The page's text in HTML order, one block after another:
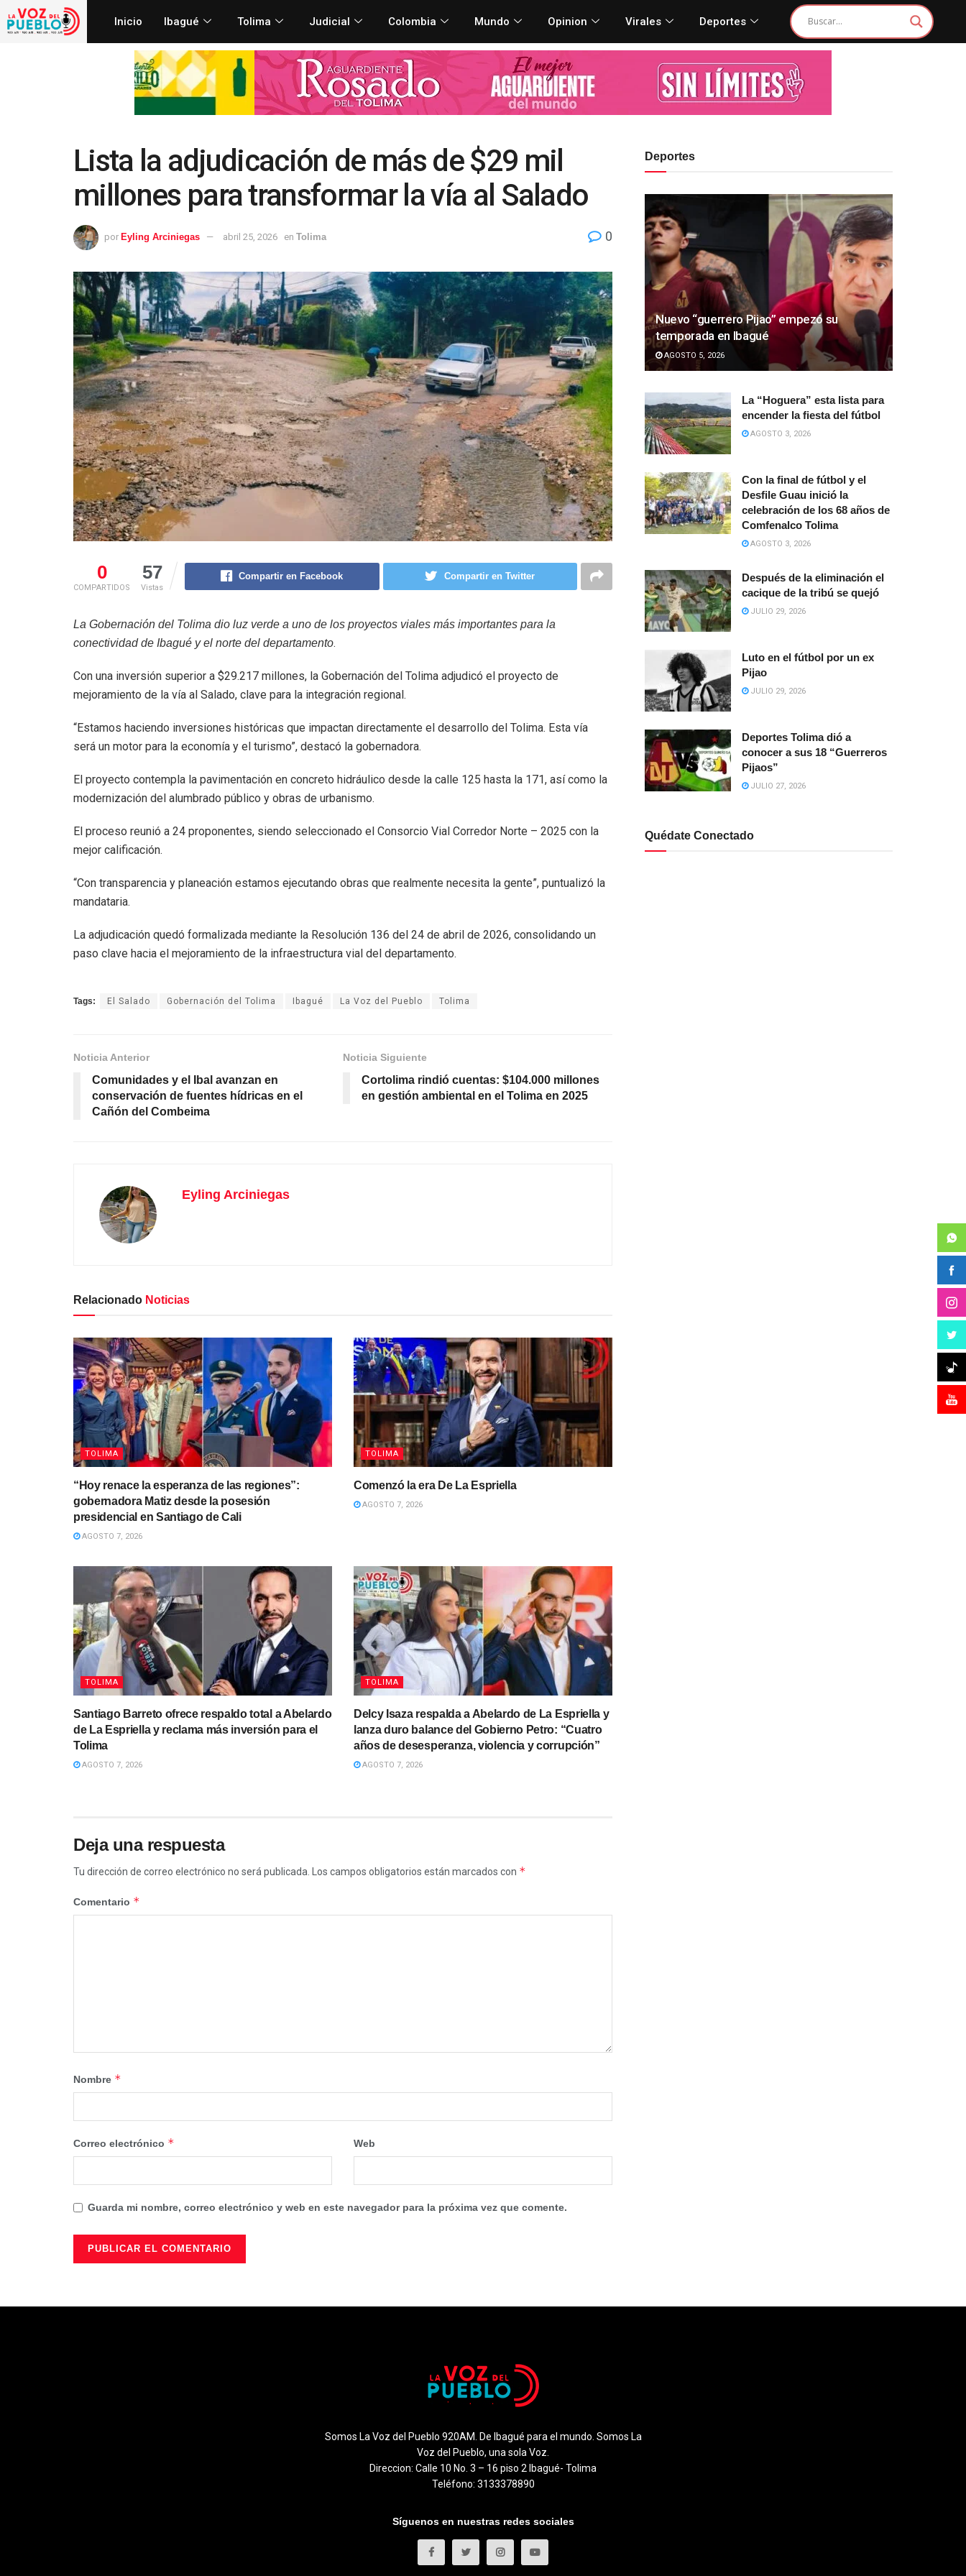
Inicio Ibagué Tolima Judicial Colombia Mundo Opinion Virales Deportes
Lista la adjudicación de más de $29 mil
millones para transformar la vía al Salado
por Eyling Arciniegas abril 25, 2026 en Tolima 0
0
COMPARTIDOS
57
Vistas
Compartir en Facebook Compartir en Twitter
La Gobernación del Tolima dio luz verde a uno de los proyectos viales más importantes para la
conectividad de Ibagué y el norte del departamento.
Con una inversión superior a $29.217 millones, la Gobernación del Tolima adjudicó el proyecto de
mejoramiento de la vía al Salado, clave para la integración regional.
“Estamos haciendo inversiones históricas que impactan directamente el desarrollo del Tolima. Esta vía
será un motor para la economía y el turismo”, destacó la gobernadora.
El proyecto contempla la pavimentación en concreto hidráulico desde la calle 125 hasta la 171, así como la
modernización del alumbrado público y obras de urbanismo.
El proceso reunió a 24 proponentes, siendo seleccionado el Consorcio Vial Corredor Norte – 2025 con la
mejor calificación.
“Con transparencia y planeación estamos ejecutando obras que realmente necesita la gente”, puntualizó la
mandataria.
La adjudicación quedó formalizada mediante la Resolución 136 del 24 de abril de 2026, consolidando un
paso clave hacia el mejoramiento de la infraestructura vial del departamento.
Tags: El Salado Gobernación del Tolima Ibagué La Voz del Pueblo Tolima
Noticia Anterior
Comunidades y el Ibal avanzan en
conservación de fuentes hídricas en el
Cañón del Combeima
Noticia Siguiente
Cortolima rindió cuentas: $104.000 millones
en gestión ambiental en el Tolima en 2025
Eyling Arciniegas
Relacionado Noticias
TOLIMA
“Hoy renace la esperanza de las regiones”:
gobernadora Matiz desde la posesión
presidencial en Santiago de Cali
AGOSTO 7, 2026
TOLIMA
Comenzó la era De La Espriella
AGOSTO 7, 2026
TOLIMA
Santiago Barreto ofrece respaldo total a Abelardo
de La Espriella y reclama más inversión para el
Tolima
AGOSTO 7, 2026
TOLIMA
Delcy Isaza respalda a Abelardo de La Espriella y
lanza duro balance del Gobierno Petro: “Cuatro
años de desesperanza, violencia y corrupción”
AGOSTO 7, 2026
Deja una respuesta
Tu dirección de correo electrónico no será publicada. Los campos obligatorios están marcados con *
Comentario *
Nombre *
Correo electrónico * Web
Guarda mi nombre, correo electrónico y web en este navegador para la próxima vez que comente.
Deportes
Nuevo “guerrero Pijao” empezó su
temporada en Ibagué
AGOSTO 5, 2026
La “Hoguera” esta lista para
encender la fiesta del fútbol
AGOSTO 3, 2026
Con la final de fútbol y el
Desfile Guau inició la
celebración de los 68 años de
Comfenalco Tolima
AGOSTO 3, 2026
Después de la eliminación el
cacique de la tribú se quejó
JULIO 29, 2026
Luto en el fútbol por un ex
Pijao
JULIO 29, 2026
Deportes Tolima dió a
conocer a sus 18 “Guerreros
Pijaos”
JULIO 27, 2026
Quédate Conectado
Somos La Voz del Pueblo 920AM. De Ibagué para el mundo. Somos La
Voz del Pueblo, una sola Voz.
Direccion: Calle 10 No. 3 – 16 piso 2 Ibagué- Tolima
Teléfono: 3133378890
Síguenos en nuestras redes sociales